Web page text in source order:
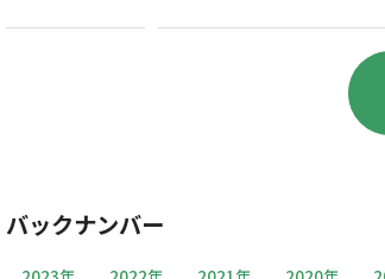
バックナンバー